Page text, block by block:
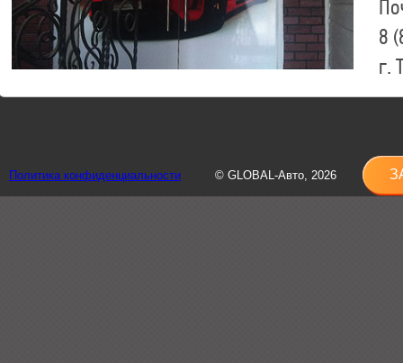
8
г.
8
Политика конфиденциальности © GLOBAL-Авто, 2026